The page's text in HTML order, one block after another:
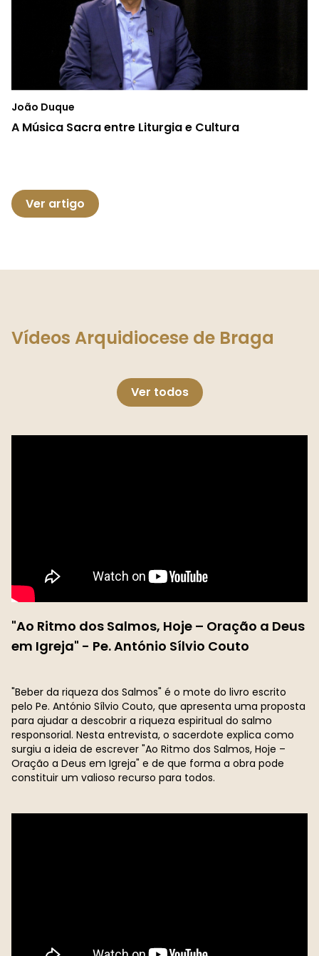
João Duque
A Música Sacra entre Liturgia e Cultura
Ver artigo
Vídeos Arquidiocese de Braga
Ver todos
"Ao Ritmo dos Salmos, Hoje – Oração a Deus
em Igreja" - Pe. António Sílvio Couto
"Beber da riqueza dos Salmos" é o mote do livro escrito
pelo Pe. António Sílvio Couto, que apresenta uma proposta
para ajudar a descobrir a riqueza espiritual do salmo
responsorial. Nesta entrevista, o sacerdote explica como
surgiu a ideia de escrever "Ao Ritmo dos Salmos, Hoje –
Oração a Deus em Igreja" e de que forma a obra pode
constituir um valioso recurso para todos.